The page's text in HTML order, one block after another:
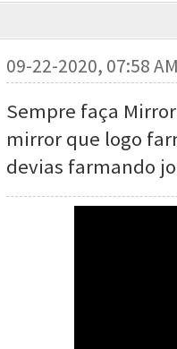
09-22-2020, 07:58
Sempre faça
mirror que logo
devias farmando